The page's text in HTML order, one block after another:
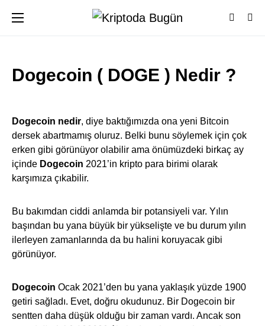
Dogecoin ( DOGE ) Nedir ?
Dogecoin nedir, diye baktığımızda ona yeni Bitcoin
dersek abartmamış oluruz. Belki bunu söylemek için çok
erken gibi görünüyor olabilir ama önümüzdeki birkaç ay
içinde Dogecoin 2021’in kripto para birimi olarak
karşımıza çıkabilir.
Bu bakımdan ciddi anlamda bir potansiyeli var. Yılın
başından bu yana büyük bir yükselişte ve bu durum yılın
ilerleyen zamanlarında da bu halini koruyacak gibi
görünüyor.
Dogecoin Ocak 2021’den bu yana yaklaşık yüzde 1900
getiri sağladı. Evet, doğru okudunuz. Bir Dogecoin bir
sentten daha düşük olduğu bir zaman vardı. Ancak son